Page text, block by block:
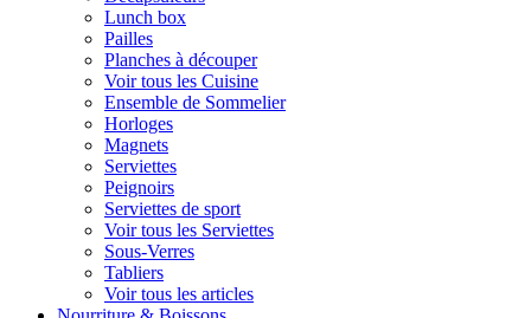
Lunch box
Pailles
Planches à découper
Voir tous les Cuisine
Ensemble de Sommelier
Horloges
Magnets
Serviettes
Peignoirs
Serviettes de sport
Voir tous les Serviettes
Sous-Verres
Tabliers
Voir tous les articles